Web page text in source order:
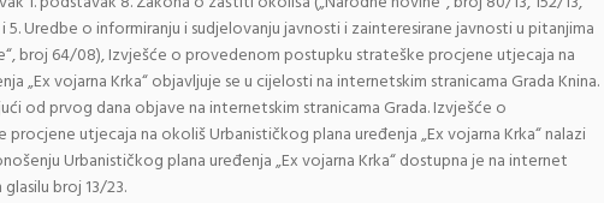
i 5. Uredbe o informiranju i sudjelovanju javnosti i zainteresirane javnosti u pitanjima
broj 64/08), Izvješće o provedenom postupku strateške procjene utjecaja na
„Ex vojarna Krka“ objavljuje se u cijelosti na internetskim stranicama Grada Knina.
od prvog dana objave na internetskim stranicama Grada. Izvješće o
utjecaja na okoliš Urbanističkog plana uređenja „Ex vojarna Krka“ nalazi
Urbanističkog plana uređenja „Ex vojarna Krka“ dostupna je na internet
broj 13/23.